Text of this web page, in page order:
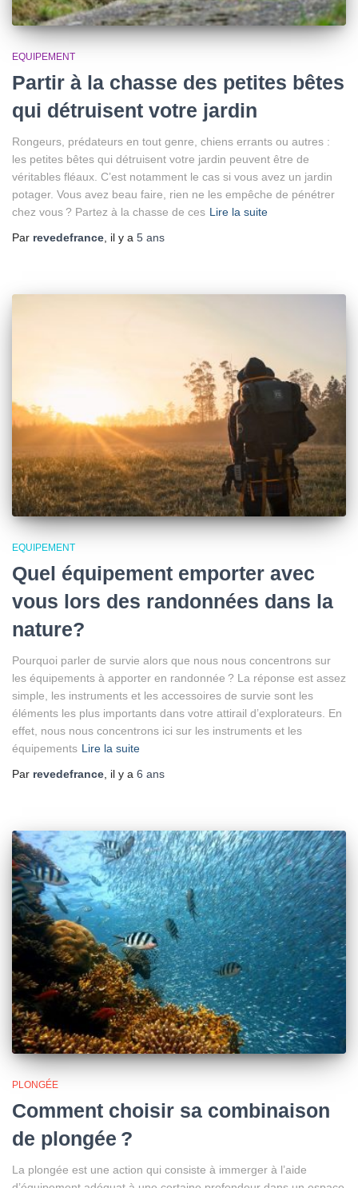
EQUIPEMENT
Partir à la chasse des petites bêtes
qui détruisent votre jardin
Rongeurs, prédateurs en tout genre, chiens errants ou autres :
les petites bêtes qui détruisent votre jardin peuvent être de
véritables fléaux. C’est notamment le cas si vous avez un jardin
potager. Vous avez beau faire, rien ne les empêche de pénétrer
chez vous ? Partez à la chasse de ces Lire la suite
Par revedefrance , il y a 5 ans
EQUIPEMENT
Quel équipement emporter avec
vous lors des randonnées dans la
nature?
Pourquoi parler de survie alors que nous nous concentrons sur
les équipements à apporter en randonnée ? La réponse est assez
simple, les instruments et les accessoires de survie sont les
éléments les plus importants dans votre attirail d’explorateurs. En
effet, nous nous concentrons ici sur les instruments et les
équipements Lire la suite
Par revedefrance, il y a 6 ans
PLONGÉE
Comment choisir sa combinaison
de plongée ?
La plongée est une action qui consiste à immerger à l’aide